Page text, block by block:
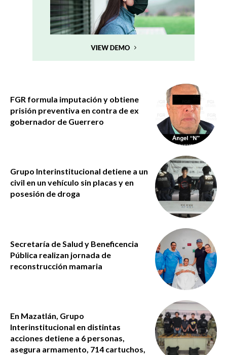
FGR formula imputación y obtiene
prisión preventiva en contra de ex
gobernador de Guerrero
Grupo Interinstitucional detiene a un
civil en un vehículo sin placas y en
posesión de droga
Secretaría de Salud y Beneficencia
Pública realizan jornada de
reconstrucción mamaria
En Mazatlán, Grupo
Interinstitucional en distintas
acciones detiene a 6 personas,
asegura armamento, 714 cartuchos,